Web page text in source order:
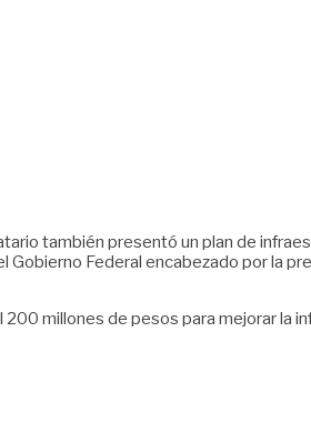
también presentó un plan de
Federal encabezado por la
millones de pesos para mejorar